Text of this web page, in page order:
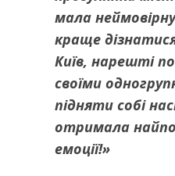
мала
краще
Київ, нарешті
своїми
підняти собі
отримала
емоції!»